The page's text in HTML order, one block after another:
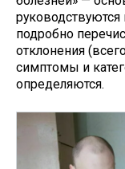
подробно
отклонения
симптомы и
определяются.